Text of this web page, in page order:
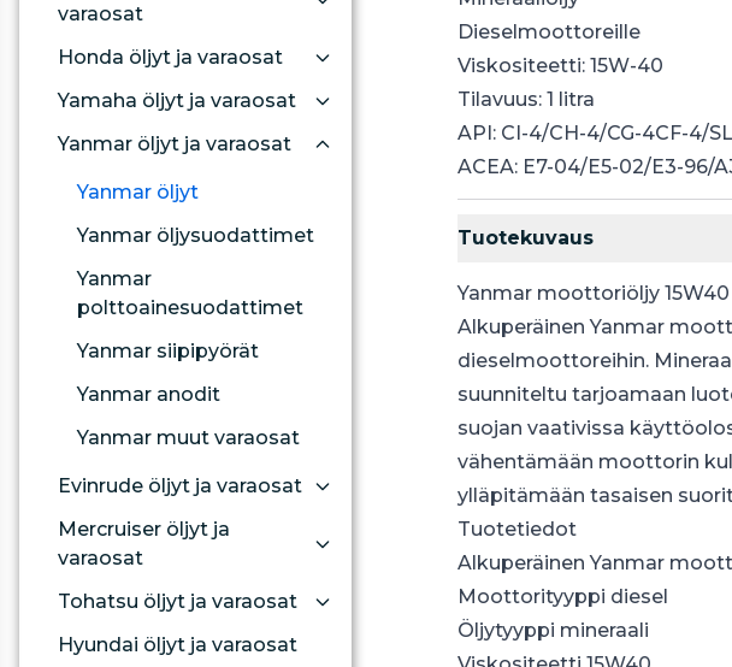
varaosat
Honda öljyt ja varaosat
Yamaha öljyt ja varaosat
Yanmar öljyt ja varaosat
Yanmar öljyt
Yanmar öljysuodattimet
Yanmar
polttoainesuodattimet
Yanmar siipipyörät
Yanmar anodit
Yanmar muut varaosat
Evinrude öljyt ja varaosat
Mercruiser öljyt ja
varaosat
Tohatsu öljyt ja varaosat
Hyundai öljyt ja varaosat
Dieselmoottoreille
Viskositeetti: 15W-40
Tilavuus: 1 litra
API: CI-4/CH-4/CG-4CF-4/SL
ACEA: E7-04/E5-02/E3-96/
Tuotekuvaus
Yanmar moottoriöljy 15W40
Alkuperäinen Yanmar
dieselmoottoreihin.
suunniteltu tarjoamaan
suojan vaativissa
vähentämään moottorin
ylläpitämään tasaisen
Tuotetiedot
Alkuperäinen Yanmar
Moottorityyppi diesel
Öljytyyppi mineraali